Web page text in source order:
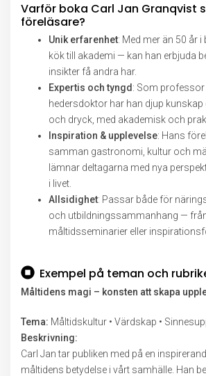
Varför boka Carl Jan Granqvist
föreläsare?
Unik erfarenhet: Med mer än 50 år
kök till akademi — kan han erbjuda
insikter få andra har.
Expertis och tyngd : Som
hedersdoktor har han djup
och dryck, med akademisk och
Inspiration & upplevelse: Hans
samman gastronomi, kultur och
lämnar deltagarna med nya
i livet.
Allsidighet: Passar både för
och utbildningssammanhang —
måltidsseminarier eller
Exempel på teman och
Måltidens magi – konsten att skapa
Tema: Måltidskultur • Värdskap •
Beskrivning:
Carl Jan tar publiken med på en
måltidens betydelse i vårt samhälle. Han